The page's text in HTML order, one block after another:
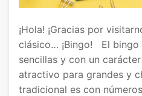
¡Hola! ¡Gracias por
clásico… ¡Bingo! El bingo
sencillas y con un
atractivo para grandes y
tradicional es con